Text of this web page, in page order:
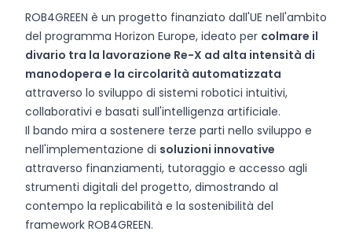
ROB4GREEN è un progetto finanziato dall'UE nell'ambito
del programma Horizon Europe, ideato per colmare il
divario tra la lavorazione Re-X ad alta intensità di
manodopera e la circolarità automatizzata
attraverso lo sviluppo di sistemi robotici intuitivi,
collaborativi e basati sull'intelligenza artificiale.
Il bando mira a sostenere terze parti nello sviluppo e
nell'implementazione di soluzioni innovative
attraverso finanziamenti, tutoraggio e accesso agli
strumenti digitali del progetto, dimostrando al
contempo la replicabilità e la sostenibilità del
framework ROB4GREEN.